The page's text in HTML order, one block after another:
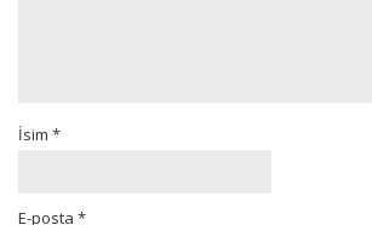
İsim *
E-posta *